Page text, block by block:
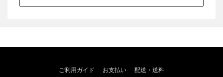
ご利用ガイド お支払い
配送・送料